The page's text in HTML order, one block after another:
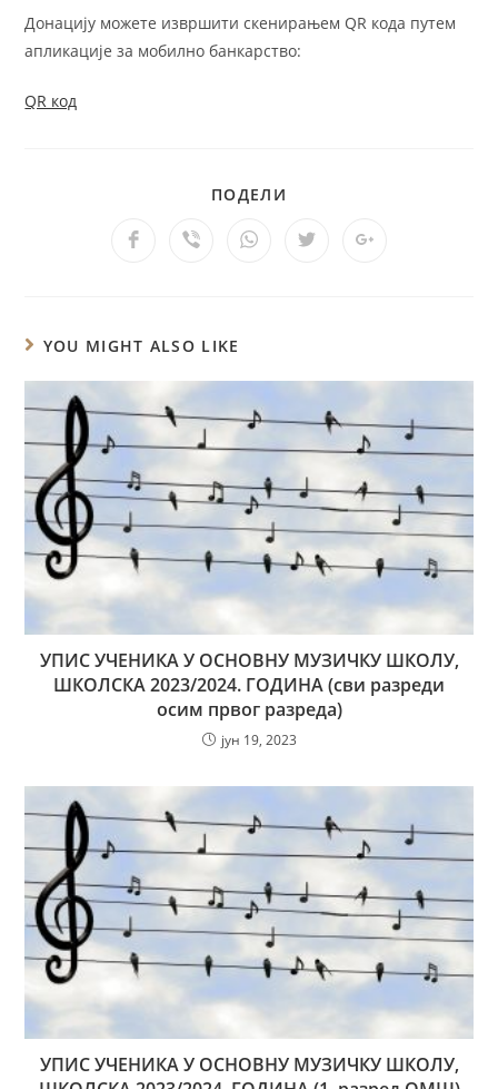
Донацију можете извршити скенирањем QR кода путем
апликације за мобилно банкарство:
QR код
ПОДЕЛИ
YOU MIGHT ALSO LIKE
УПИС УЧЕНИКА У ОСНОВНУ МУЗИЧКУ ШКОЛУ,
ШКОЛСКА 2023/2024. ГОДИНА (сви разреди
осим првог разреда)
јун 19, 2023
УПИС УЧЕНИКА У ОСНОВНУ МУЗИЧКУ ШКОЛУ,